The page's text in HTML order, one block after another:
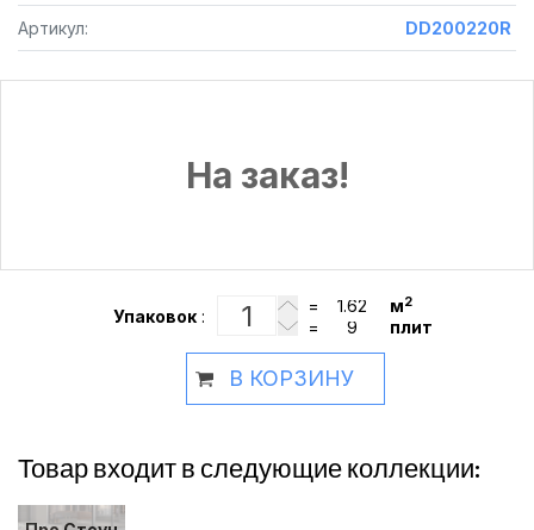
Артикул: DD200220R
На заказ!
Упаковок :
= м2
= плит
В КОРЗИНУ
Товар входит в следующие коллекции: